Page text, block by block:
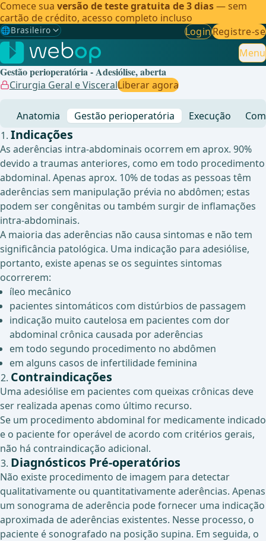
Comece sua versão de teste gratuita de 3 dias— sem
cartão de crédito, acesso completo incluso
🌐Brasileiro
Gewählte Sprache: Brasileiro
🇩🇪 Alemão
🇬🇧Inglês
🇧🇷 Brasileiro
LoginRegistre-se
Menu
Gestão perioperatória - Adesiólise, aberta
Cirurgia Geral e VisceralLiberar agora
Anatomia Gestão perioperatória Execução
Indicações
As aderências intra-abdominais ocorrem em aprox. 90%
devido a traumas anteriores, como em todo procedimento
abdominal. Apenas aprox. 10% de todas as pessoas têm
aderências sem manipulação prévia no abdômen; estas
podem ser congênitas ou também surgir de inflamações
intra-abdominais.
A maioria das aderências não causa sintomas e não tem
significância patológica. Uma indicação para adesiólise,
portanto, existe apenas se os seguintes sintomas
ocorrerem:
íleo mecânico
pacientes sintomáticos com distúrbios de passagem
indicação muito cautelosa em pacientes com dor
abdominal crônica causada por aderências
em todo segundo procedimento no abdômen
em alguns casos de infertilidade feminina
Contraindicações
Uma adesiólise em pacientes com queixas crônicas deve
ser realizada apenas como último recurso.
Se um procedimento abdominal for medicamente indicado
e o paciente for operável de acordo com critérios gerais,
não há contraindicação adicional.
Diagnósticos Pré-operatórios
Não existe procedimento de imagem para detectar
qualitativamente ou quantitativamente aderências. Apenas
um sonograma de aderência pode fornecer uma indicação
aproximada de aderências existentes. Nesse processo, o
paciente é sonografado na posição supina. Em seguida, o